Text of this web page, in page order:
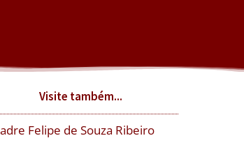
Visite também...
Felipe de Souza Ribeiro